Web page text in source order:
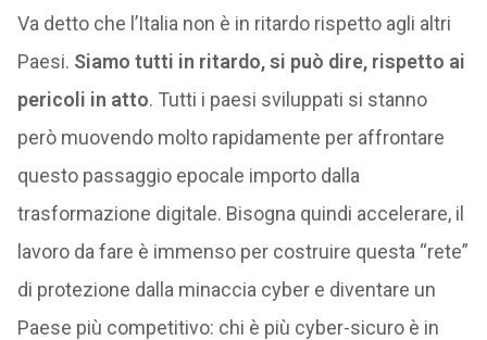
Va detto che l’Italia non è in ritardo rispetto agli altri
Paesi. Siamo tutti in ritardo, si può dire, rispetto ai
pericoli in atto. Tutti i paesi sviluppati si stanno
però muovendo molto rapidamente per affrontare
questo passaggio epocale importo dalla
trasformazione digitale. Bisogna quindi accelerare, il
lavoro da fare è immenso per costruire questa “rete”
di protezione dalla minaccia cyber e diventare un
Paese più competitivo: chi è più cyber-sicuro è in